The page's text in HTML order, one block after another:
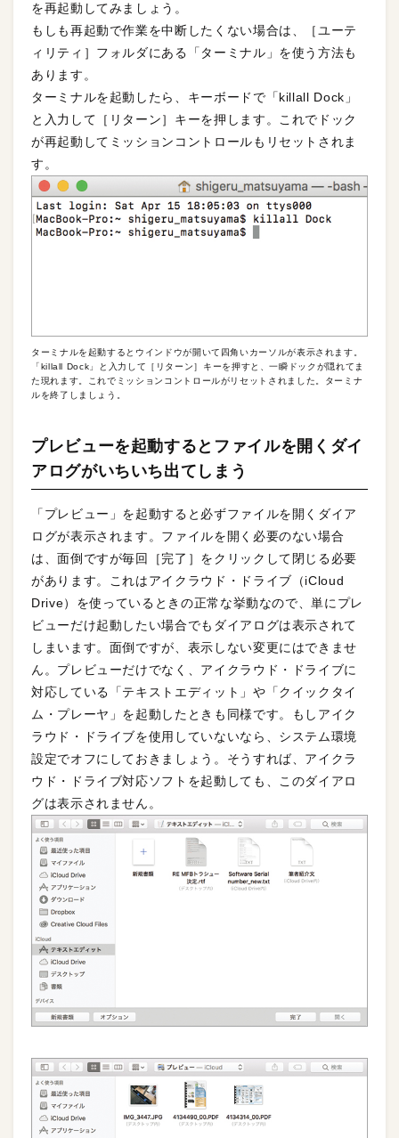
を再起動してみましょう。
もしも再起動で作業を中断したくない場合は、［ユーテ
ィリティ］フォルダにある「ターミナル」を使う方法も
あります。
ターミナルを起動したら、キーボードで「killall Dock」
と入力して［リターン］キーを押します。これでドック
が再起動してミッションコントロールもリセットされま
す。
ターミナルを起動するとウインドウが開いて四角いカーソルが表示されます。
「killall Dock」と入力して［リターン］キーを押すと、一瞬ドックが隠れてま
た現れます。これでミッションコントロールがリセットされました。ターミナ
ルを終了しましょう。
プレビューを起動するとファイルを開くダイ
アログがいちいち出てしまう
「プレビュー」を起動すると必ずファイルを開くダイア
ログが表示されます。ファイルを開く必要のない場合
は、面倒ですが毎回［完了］をクリックして閉じる必要
があります。これはアイクラウド・ドライブ（iCloud
Drive）を使っているときの正常な挙動なので、単にプレ
ビューだけ起動したい場合でもダイアログは表示されて
しまいます。面倒ですが、表示しない変更にはできませ
ん。プレビューだけでなく、アイクラウド・ドライブに
対応している「テキストエディット」や「クイックタイ
ム・プレーヤ」を起動したときも同様です。もしアイク
ラウド・ドライブを使用していないなら、システム環境
設定でオフにしておきましょう。そうすれば、アイクラ
ウド・ドライブ対応ソフトを起動しても、このダイアロ
グは表示されません。